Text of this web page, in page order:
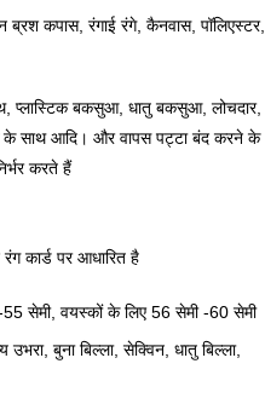
ब्रश कपास, रंगाई रंगे, कैनवास, पॉलिएस्टर,
प्लास्टिक बकसुआ, धातु बकसुआ, लोचदार,
साथ आदि। और वापस पट्टा बंद करने के
करते हैं
कार्ड पर आधारित है
सेमी, वयस्कों के लिए 56 सेमी -60 सेमी
उभरा, बुना बिल्ला, सेक्विन, धातु बिल्ला,